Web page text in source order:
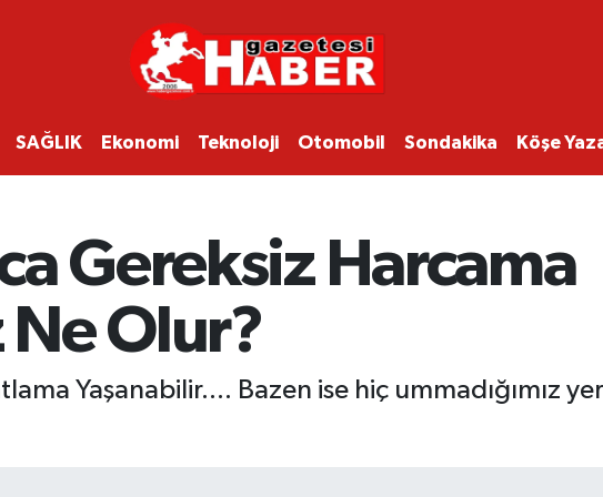
SAĞLIK Ekonomi Teknoloji Otomobil Sondakika Köşe
Gereksiz Harcama
Ne Olur?
Yaşanabilir.... Bazen ise hiç ummadığımız